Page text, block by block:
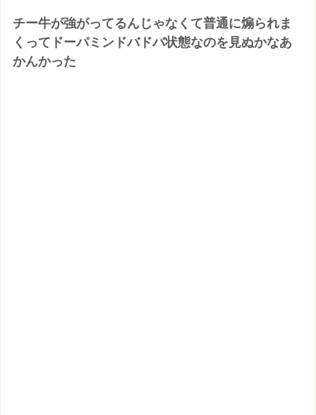
チー牛が強がってるんじゃなくて普通に煽られま
くってドーパミンドバドバ状態なのを見ぬかなあ
かんかった